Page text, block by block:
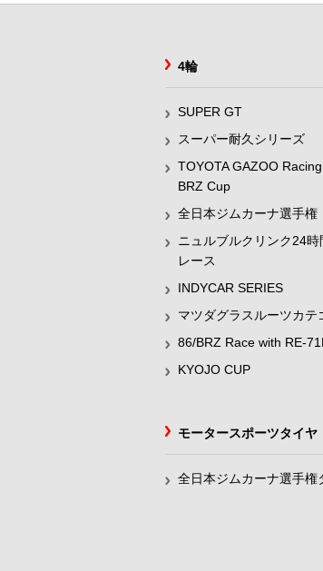
4輪
SUPER GT
スーパー耐久シリーズ
TOYOTA GAZOO
BRZ Cup
全日本ジムカーナ選手権
ニュルブルクリンク24時
レース
INDYCAR SERIES
マツダグラスルーツカテ
86/BRZ Race with RE-
KYOJO CUP
モータースポーツタイヤ
全日本ジムカーナ選手権